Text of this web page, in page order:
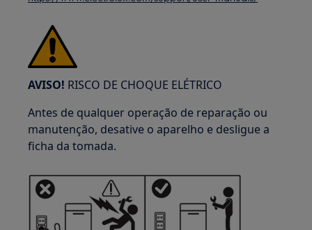
AVISO! RISCO DE CHOQUE ELÉTRICO
Antes de qualquer operação de reparação ou
manutenção, desative o aparelho e desligue a
ficha da tomada.